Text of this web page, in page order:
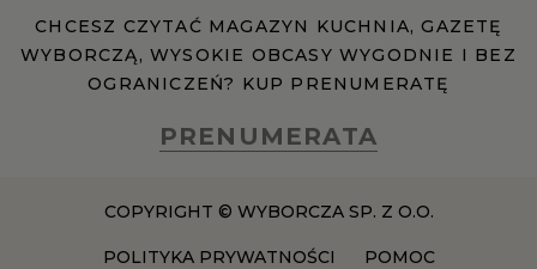
RZESZÓW
SOSNOWIEC
SZCZECIN
CHCESZ CZYTAĆ MAGAZYN KUCHNIA, GAZETĘ
WYBORCZĄ, WYSOKIE OBCASY WYGODNIE I BEZ
OGRANICZEŃ? KUP PRENUMERATĘ
PRENUMERATA
COPYRIGHT © WYBORCZA SP. Z O.O.
POLITYKA PRYWATNOŚCI POMOC